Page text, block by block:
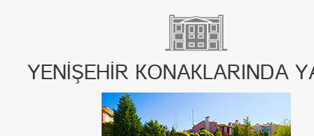
YENİŞEHİR KONAKLARINDA